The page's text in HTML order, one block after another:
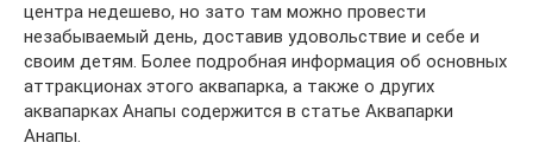
центра недешево, но зато там можно провести
незабываемый день, доставив удовольствие и себе и
своим детям. Более подробная информация об основных
аттракционах этого аквапарка, а также о других
аквапарках Анапы содержится в статье Аквапарки
Анапы.